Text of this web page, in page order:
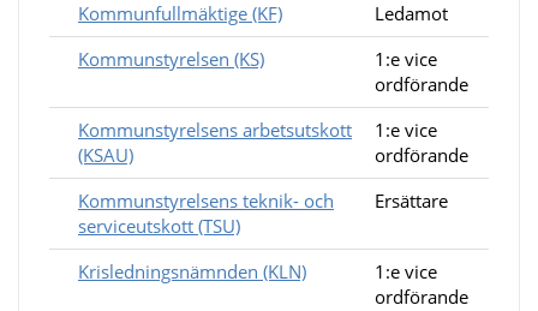
Kommunfullmäktige (KF)
Ledamot
Kommunstyrelsen (KS)
1:e vice
ordförande
Kommunstyrelsens arbetsutskott
(KSAU)
1:e vice
ordförande
Kommunstyrelsens teknik- och
serviceutskott (TSU)
Ersättare
Krisledningsnämnden (KLN)
1:e vice
ordförande